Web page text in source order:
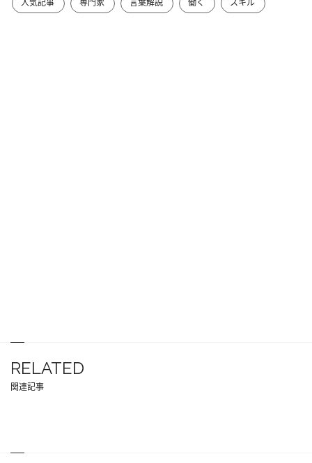
RELATED
関連記事